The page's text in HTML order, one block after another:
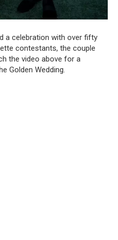
a celebration with over fifty
contestants, the couple
the video above for a
Golden Wedding.